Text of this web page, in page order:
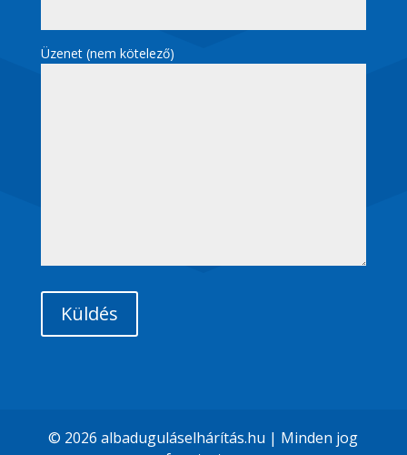
Üzenet (nem kötelező)
© 2026 albaduguláselhárítás.hu | Minden jog